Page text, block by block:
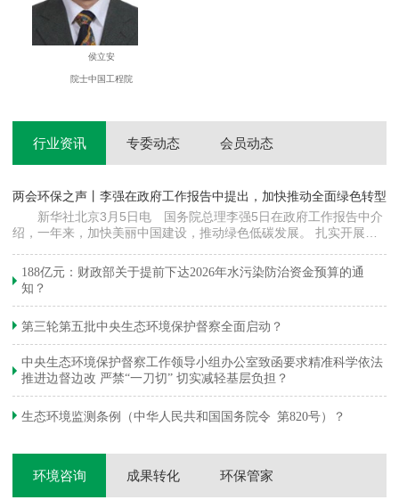
侯立安
院士中国工程院
行业资讯 专委动态 会员动态
两会环保之声丨李强在政府工作报告中提出，加快推动全面绿色转型
新华社北京3月5日电 国务院总理李强5日在政府工作报告中介
绍，一年来，加快美丽中国建设，推动绿色低碳发展。 扎实开展大
浓度下降…
188亿元：财政部关于提前下达2026年水污染防治资金预算的通
知？
第三轮第五批中央生态环境保护督察全面启动？
中央生态环境保护督察工作领导小组办公室致函要求精准科学依法
推进边督边改 严禁“一刀切” 切实减轻基层负担？
生态环境监测条例（中华人民共和国国务院令 第820号）？
环境咨询 成果转化 环保管家